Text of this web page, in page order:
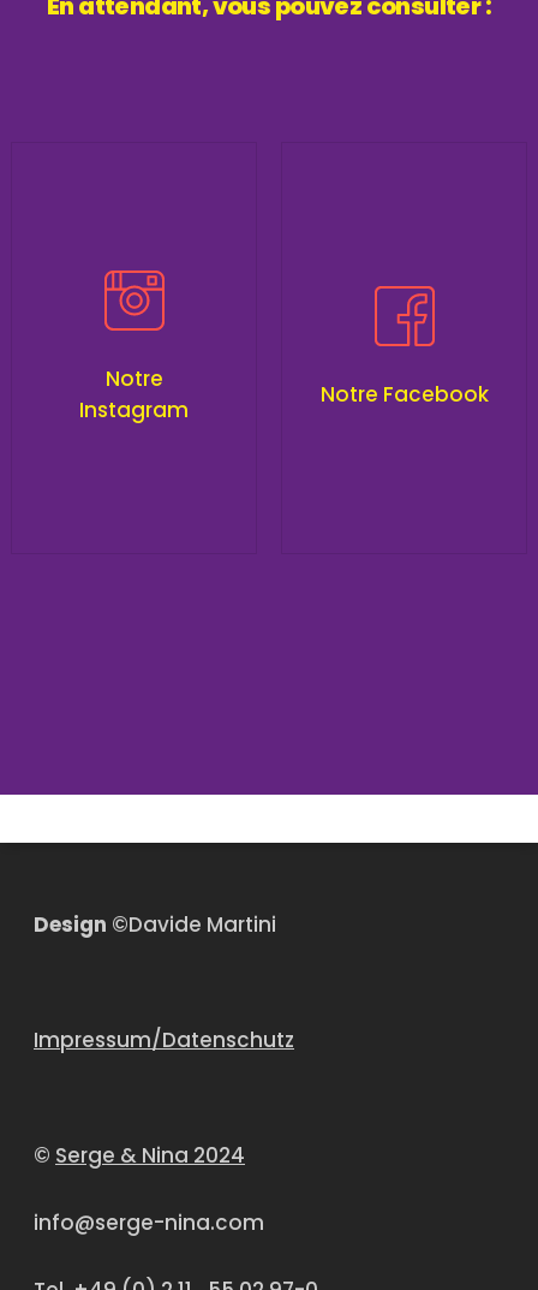
Notre
Instagram
Notre Facebook
Design ©Davide Martini
Impressum/Datenschutz
© Serge & Nina 2024
info@serge-nina.com